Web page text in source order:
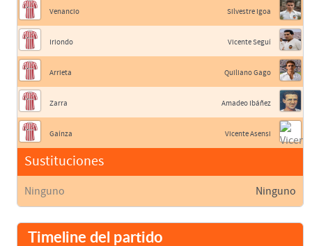
Venancio
Iriondo
Arrieta
Zarra
Gaínza
Sustituciones
Ninguno
Silvestre Igoa
Vicente Seguí
Quiliano Gago
Amadeo Ibáñez
Vicente Asensi
Ninguno
Timeline del partido